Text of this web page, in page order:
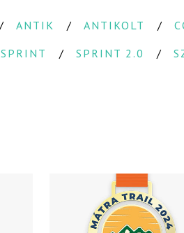
ANTIK ANTIKOLT
SPRINT SPRINT 2.0